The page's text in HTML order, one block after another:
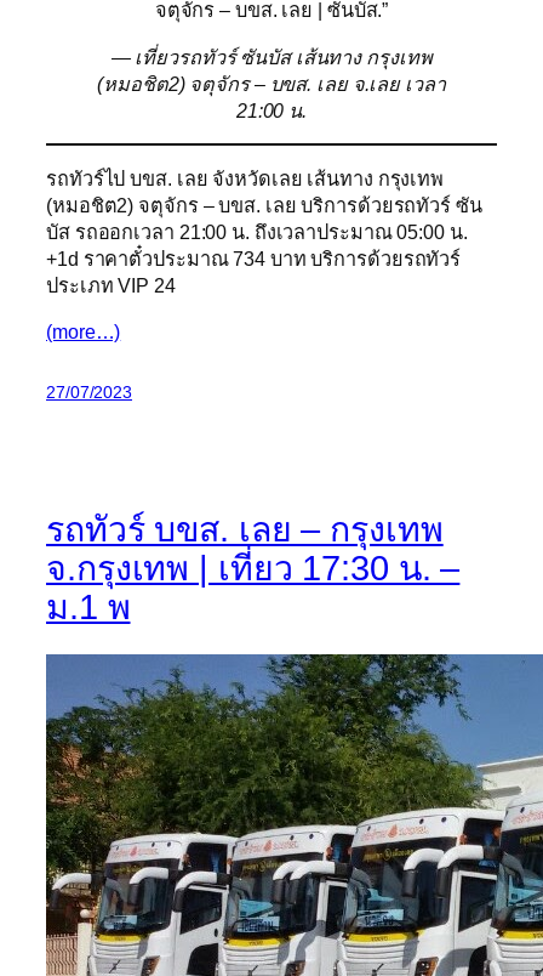
จตุจักร – บขส. เลย | ซันบัส.”
— เที่ยวรถทัวร์ ซันบัส เส้นทาง กรุงเทพ
(หมอชิต2) จตุจักร – บขส. เลย จ.เลย เวลา
21:00 น.
รถทัวร์ไป บขส. เลย จังหวัดเลย เส้นทาง กรุงเทพ
(หมอชิต2) จตุจักร – บขส. เลย บริการด้วยรถทัวร์ ซัน
บัส รถออกเวลา 21:00 น. ถึงเวลาประมาณ 05:00 น.
+1d ราคาตั๋วประมาณ 734 บาท บริการด้วยรถทัวร์
ประเภท VIP 24
(more…)
27/07/2023
รถทัวร์ บขส. เลย – กรุงเทพ
จ.กรุงเทพ | เที่ยว 17:30 น. –
ม.1 พ